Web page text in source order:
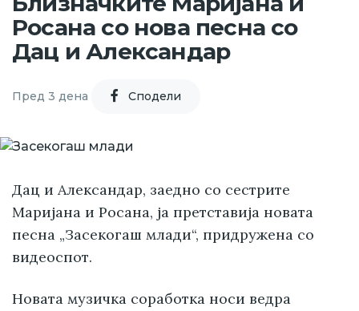
Росана со нова песна со
Дац и Александар
Пред 3 дена Cподели
Дац и Александар, заедно со сестрите
Маријана и Росана, ја претставија новата
песна „Засекогаш млади“, придружена со
видеоспот.
Новата музичка соработка носи ведра